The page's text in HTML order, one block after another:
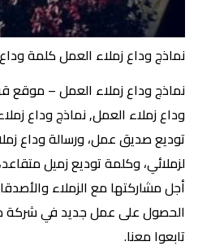
نماذج وداع زملاء العمل كلمة
نماذج وداع زملاء العمل – موقع
وداع زملاء العمل, نماذج وداع
توديع صديق عمل، ورسالة وداع
لزملائي، وكلمة توديع زميل
أجل مشاركتها مع الزملاء
الحصول على عمل جديد في شركة
تابعوا معنا.